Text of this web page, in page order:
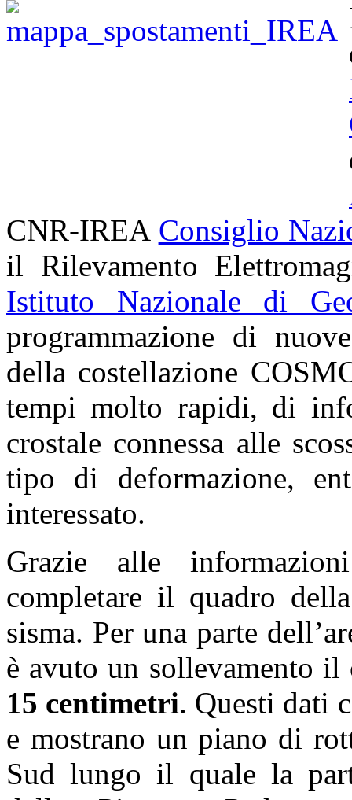
CNR-IREA Consiglio
il Rilevamento
Istituto Nazionale di
programmazione di
della costellazione
tempi molto rapidi, di
crostale connessa alle
tipo di deformazione,
interessato.
Grazie alle
completare il quadro
sisma. Per una parte
è avuto un sollevamento
15 centimetri. Questi dati
e mostrano un piano di
Sud lungo il quale la